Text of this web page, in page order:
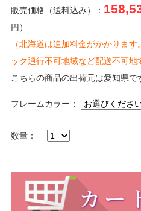
販売価格（送料込み）：
円）
（北海道は追加料金がかかりま
ック通行不可地域など配送不可地
こちらの商品の出荷元は愛知県で
フレームカラー：
数量：